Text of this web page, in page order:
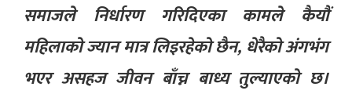
समाजले निर्धारण गरिदिएका कामले कैयौं
महिलाको ज्यान मात्र लिइरहेको छैन, धेरैको अंगभंग
भएर असहज जीवन बाँच्न बाध्य तुल्याएको छ।